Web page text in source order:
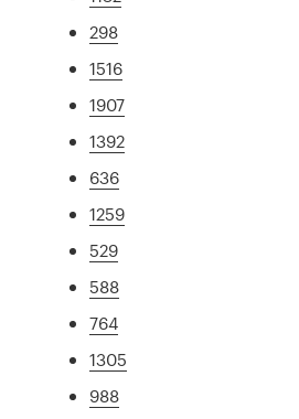
298
1516
1907
1392
636
1259
529
588
764
1305
988